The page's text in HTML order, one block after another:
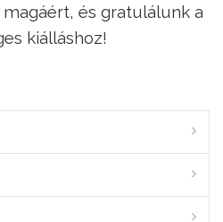
és gratulálunk a
kiálláshoz!